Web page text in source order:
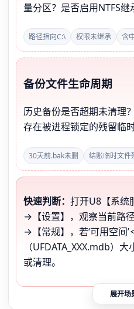
量分区？是否启用NTFS继
路径指向C:\ 权限未继承 含
备份文件生命周期
历史备份是否超期未清理
存在被进程锁定的残留临
30天前.bak未删 结账临时文件
快速判断： 打开U8【系统
→【设置】，观察当前路
→【常规】，若‘可用空间
（UFDATA_XXX.mdb）
或清理。
展开场